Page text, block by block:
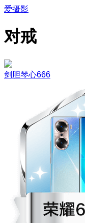
爱摄影
对戒
剑胆琴心666